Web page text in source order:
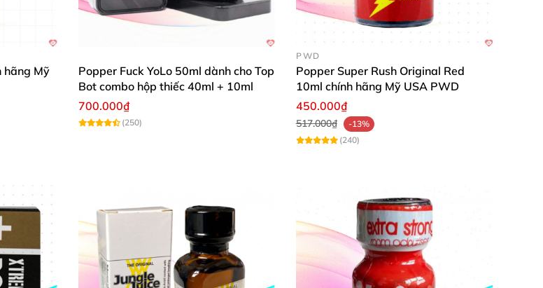
hãng Mỹ
Popper Fuck YoLo 50ml dành cho Top
Bot combo hộp thiếc 40ml + 10ml
700.000₫
(250)
PWD
Popper Super Rush Original Red
10ml chính hãng Mỹ USA PWD
450.000₫
517.000₫
-13%
(240)